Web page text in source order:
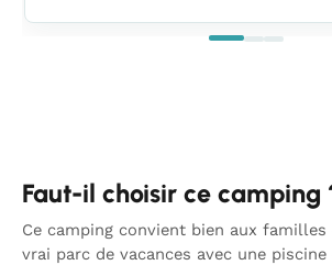
Faut-il choisir ce camping
Ce camping convient bien aux
vrai parc de vacances avec une